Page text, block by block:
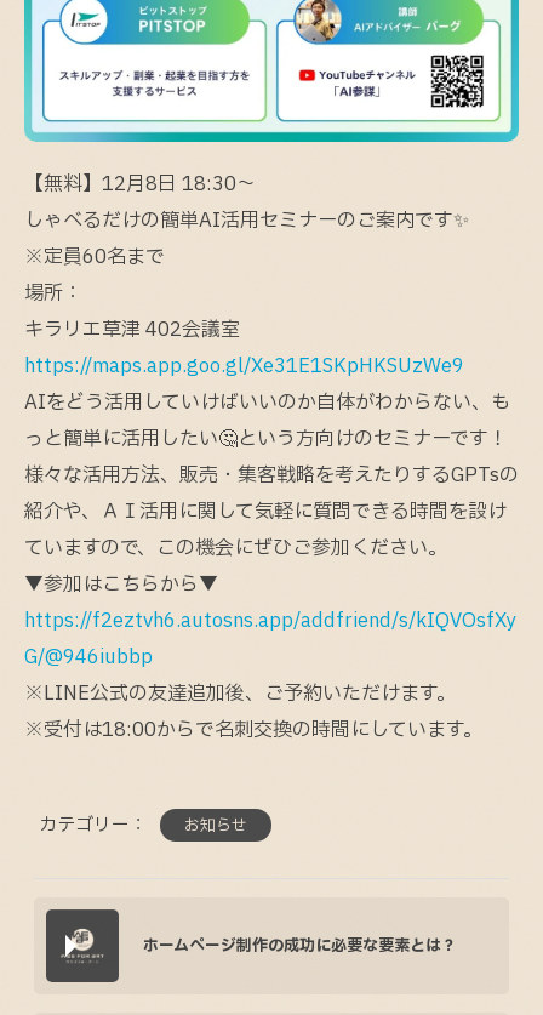
【無料】12月8日 18:30～
しゃべるだけの簡単AI活用セミナーのご案内です✨
※定員60名まで
場所：
キラリエ草津 402会議室
https://maps.app.goo.gl/Xe31E1SKpHKSUzWe9
AIをどう活用していけばいいのか自体がわからない、も
っと簡単に活用したい🤔という方向けのセミナーです！
様々な活用方法、販売・集客戦略を考えたりするGPTsの
紹介や、ＡＩ活用に関して気軽に質問できる時間を設け
ていますので、この機会にぜひご参加ください。
▼参加はこちらから▼
https://f2eztvh6.autosns.app/addfriend/s/kIQVOsfXy
G/@946iubbp
※LINE公式の友達追加後、ご予約いただけます。
※受付は18:00からで名刺交換の時間にしています。
カテゴリー： お知らせ
ホームページ制作の成功に必要な要素とは？